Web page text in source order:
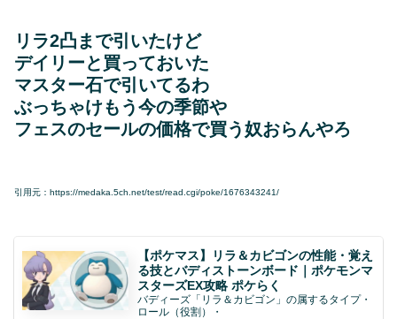
リラ2凸まで引いたけど
デイリーと買っておいた
マスター石で引いてるわ
ぶっちゃけもう今の季節や
フェスのセールの価格で買う奴おらんやろ
引用元：https://medaka.5ch.net/test/read.cgi/poke/1676343241/
【ポケマス】リラ＆カビゴンの性能・覚え
る技とバディストーンボード｜ポケモンマ
スターズEX攻略 ポケらく
バディーズ「リラ＆カビゴン」の属するタイプ・
ロール（役割）・